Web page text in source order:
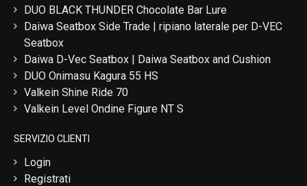
DUO BLACK THUNDER Chocolate Bar Lure
Daiwa Seatbox Side Trade | ripiano laterale per D-VEC
Seatbox
Daiwa D-Vec Seatbox | Daiwa Seatbox and Cushion
DUO Onimasu Kagura 55 HS
Valkein Shine Ride 70
Valkein Level Ondine Figure NT S
SERVIZIO CLIENTI
Login
Registrati